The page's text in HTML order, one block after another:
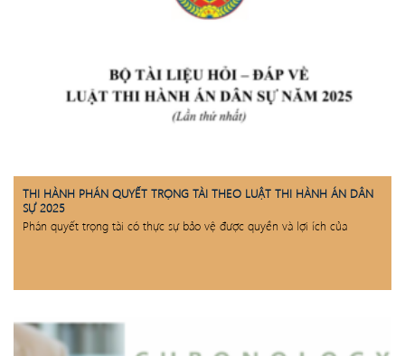
THI HÀNH PHÁN QUYẾT TRỌNG TÀI THEO LUẬT THI HÀNH ÁN DÂN
SỰ 2025
Phán quyết trọng tài có thực sự bảo vệ được quyền và lợi ích của